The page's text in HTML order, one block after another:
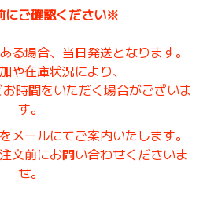
にご確認ください※
る場合、当日発送となります。
や在庫状況により、
時間をいただく場合がございま
す。
メールにてご案内いたします。
文前にお問い合わせくださいま
せ。